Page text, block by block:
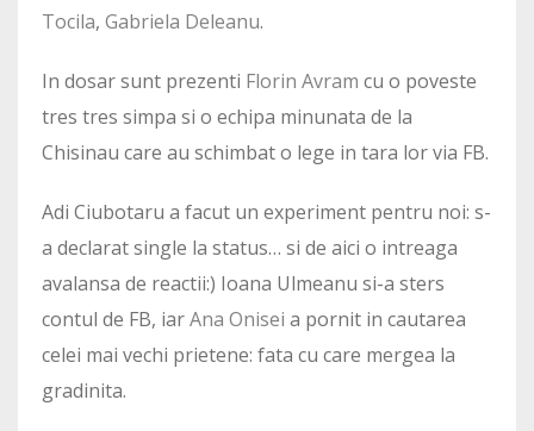
Tocila, Gabriela Deleanu.
In dosar sunt prezenti Florin Avram cu o poveste
tres tres simpa si o echipa minunata de la
Chisinau care au schimbat o lege in tara lor via FB.
Adi Ciubotaru a facut un experiment pentru noi: s-
a declarat single la status… si de aici o intreaga
avalansa de reactii:) Ioana Ulmeanu si-a sters
contul de FB, iarAna Onisei a pornit in cautarea
celei mai vechi prietene: fata cu care mergea la
gradinita.